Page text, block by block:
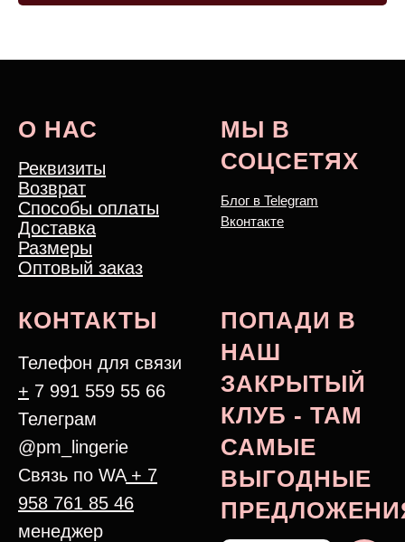
О НАС
Реквизиты
Возврат
Способы оплаты
Доставка
Размеры
Оптовый заказ
МЫ В
СОЦСЕТЯХ
Блог в Telegram
Вконтакте
КОНТАКТЫ
Телефон для связи
+ 7 991 559 55 66
Телеграм
@pm_lingerie
Связь по WA+ 7
958 761 85 46
менеджер
ПОПАДИ В
НАШ
ЗАКРЫТЫЙ
КЛУБ - ТАМ
САМЫЕ
ВЫГОДНЫЕ